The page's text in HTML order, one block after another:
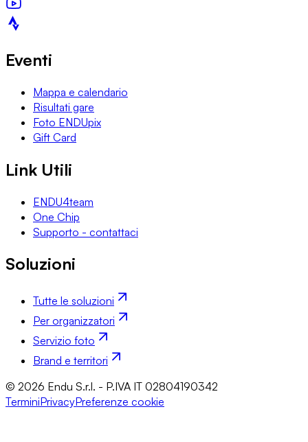
Eventi
Mappa e calendario
Risultati gare
Foto ENDUpix
Gift Card
Link Utili
ENDU4team
One Chip
Supporto - contattaci
Soluzioni
Tutte le soluzioni
Per organizzatori
Servizio foto
Brand e territori
© 2026 Endu S.r.l. - P.IVA IT 02804190342
TerminiPrivacyPreferenze cookie